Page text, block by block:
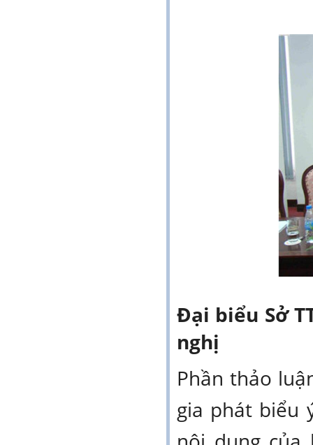
Đại biểu Sở
nghị
Phần thảo
gia phát biểu